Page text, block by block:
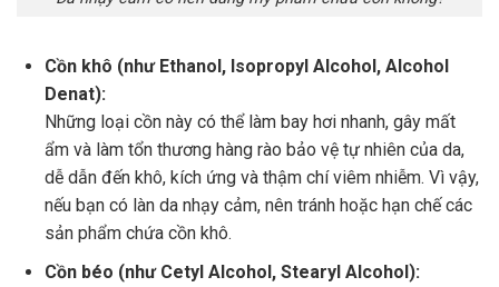
Cồn khô (như Ethanol, Isopropyl Alcohol, Alcohol
Denat):
Những loại cồn này có thể làm bay hơi nhanh, gây mất
ẩm và làm tổn thương hàng rào bảo vệ tự nhiên của da,
dễ dẫn đến khô, kích ứng và thậm chí viêm nhiễm. Vì vậy,
nếu bạn có làn da nhạy cảm, nên tránh hoặc hạn chế các
sản phẩm chứa cồn khô.
Cồn béo (như Cetyl Alcohol, Stearyl Alcohol):